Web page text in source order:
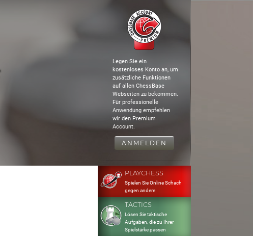
Legen Sie ein
kostenloses Konto an, um
zusätzliche Funktionen
auf allen ChessBase
Webseiten zu bekommen.
Für professionelle
Anwendung empfehlen
wir den Premium
Account.
ANMELDEN
PLAYCHESS
Spielen Sie Online Schach
gegen andere
TACTICS
Lösen Sie taktische
Aufgaben, die zu Ihrer
Spielstärke passen